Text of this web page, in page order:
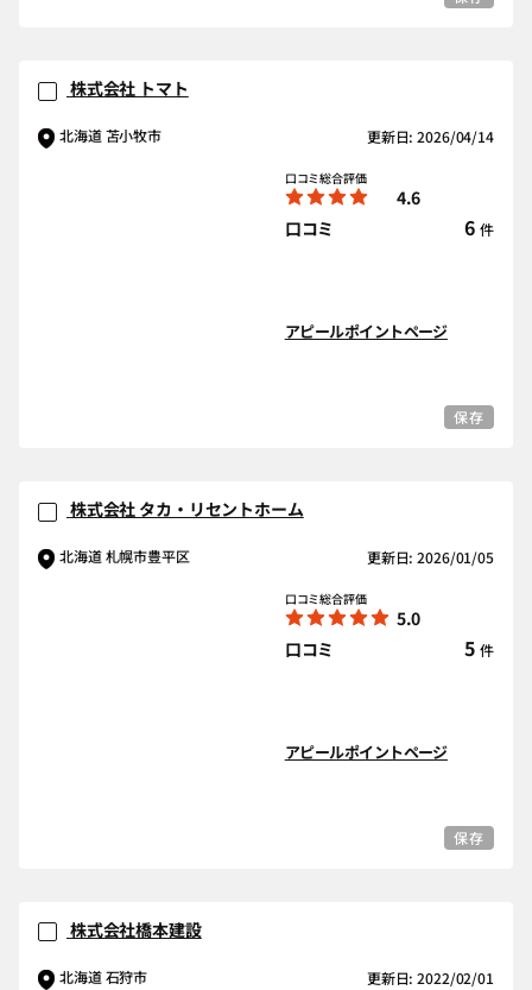
株式会社 トマト
北海道 苫小牧市 更新日: 2026/04/14
口コミ総合評価
4.6
口コミ
6 件
アピールポイントページ
保存
株式会社 タカ・リセントホーム
北海道 札幌市豊平区 更新日: 2026/01/05
口コミ総合評価
5.0
口コミ
5 件
アピールポイントページ
保存
株式会社橋本建設
北海道 石狩市 更新日: 2022/02/01